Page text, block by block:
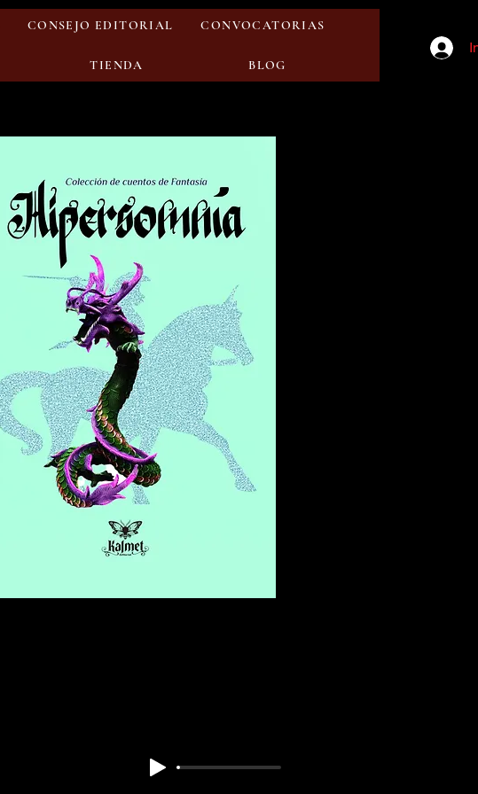
CONSEJO EDITORIAL CONVOCATORIAS
TIENDA BLOG